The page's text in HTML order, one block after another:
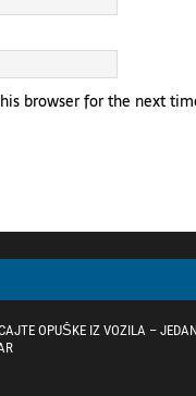
browser for the next
OPUŠKE IZ VOZILA –